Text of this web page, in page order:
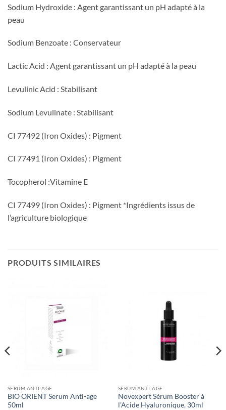
Sodium Hydroxide : Agent garantissant un pH adapté à la
peau
Sodium Benzoate : Conservateur
Lactic Acid : Agent garantissant un pH adapté à la peau
Levulinic Acid : Stabilisant
Sodium Levulinate : Stabilisant
CI 77492 (Iron Oxides) : Pigment
CI 77491 (Iron Oxides) : Pigment
Tocopherol :Vitamine E
CI 77499 (Iron Oxides) : Pigment *Ingrédients issus de
l’agriculture biologique
PRODUITS SIMILAIRES
SÉRUM ANTI-ÂGE
BIO ORIENT Serum Anti-age
50ml
SÉRUM ANTI-ÂGE
Novexpert Sérum Booster à
l’Acide Hyaluronique, 30ml